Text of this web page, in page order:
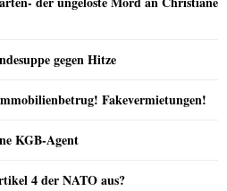
gegen Hitze
Fakevermietungen!
KGB-Agent
4 der NATO aus?